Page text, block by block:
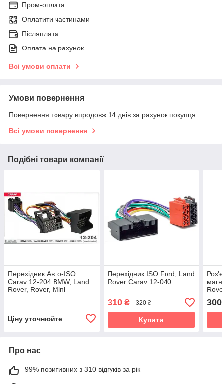
Пром-оплата
Оплатити частинами
Післяплата
Оплата на рахунок
Всі умови оплати
Умови повернення
Повернення товару впродовж 14 днів за рахунок покупця
Всі умови повернення
Подібні товари компанії
Перехідник Авто-ISO
Carav 12-204 BMW, Land
Rover, Rover, Mini
Ціну уточнюйте
Перехідник ISO Ford, Land
Rover Carav 12-040
310₴ 320 ₴
Купити
300
Про нас
99% позитивних з 310 відгуків за рік